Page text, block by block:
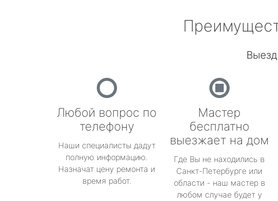
Любой вопрос по
телефону
Наши специалисты дадут
полную информацию.
Назначат цену ремонта и
время работ.
Мастер
бесплатно
выезжает на дом
Где Вы не находились в
Санкт-Петербурге или
области - наш мастер в
любом случае будет у